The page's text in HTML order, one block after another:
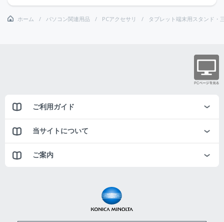
ホーム パソコン関連用品 PCアクセサリ タブレット端末用スタンド・
ご利用ガイド
当サイトについて
ご案内